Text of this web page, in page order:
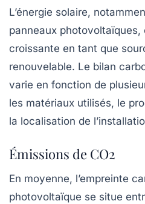
L’énergie solaire,
panneaux photovoltaïques,
croissante en tant que
renouvelable. Le bilan
varie en fonction de
les matériaux utilisés, le
la localisation de
Émissions de CO2
En moyenne, l’empreinte
photovoltaïque se situe